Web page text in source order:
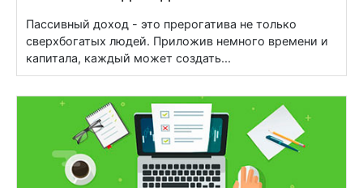
Пассивный доход - это прерогатива не только
сверхбогатых людей. Приложив немного времени и
капитала, каждый может создать...